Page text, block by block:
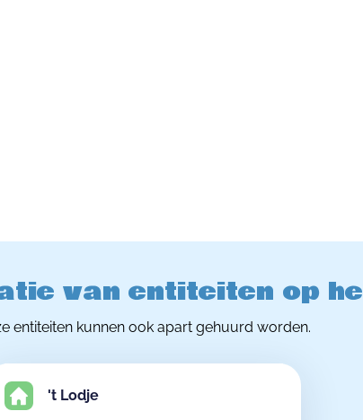
van entiteiten op
entiteiten kunnen ook apart gehuurd worden.
't Lodje